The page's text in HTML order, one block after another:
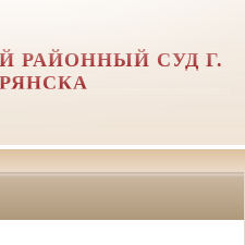
РАЙОННЫЙ СУД Г.